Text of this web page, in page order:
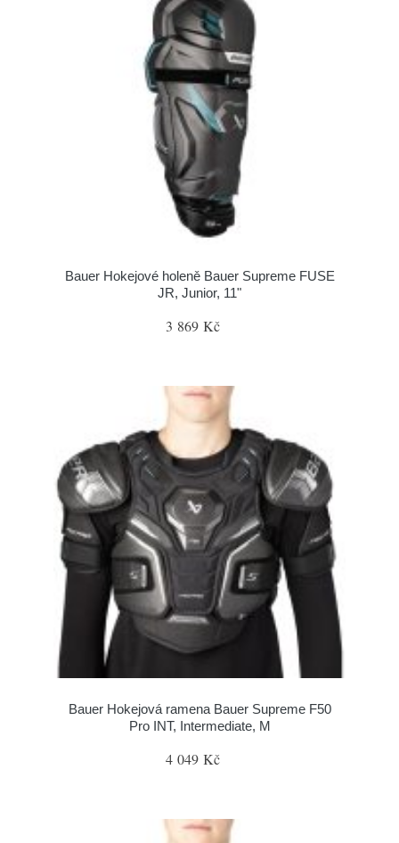
Bauer Hokejové holeně Bauer Supreme FUSE
JR, Junior, 11"
3 869 Kč
Bauer Hokejová ramena Bauer Supreme F50
Pro INT, Intermediate, M
4 049 Kč